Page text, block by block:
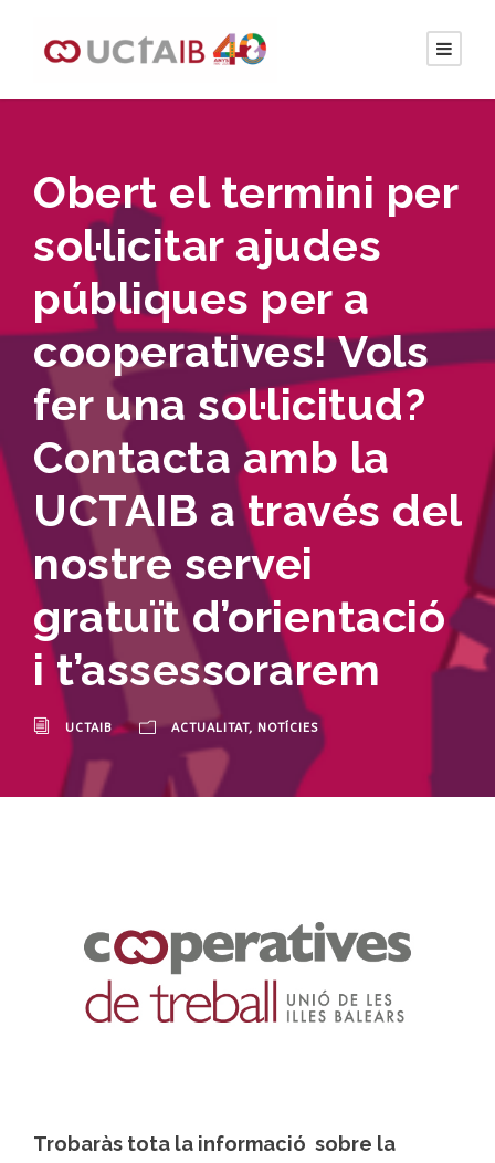
Obert el termini per
sol·licitar ajudes
públiques per a
cooperatives! Vols
fer una sol·licitud?
Contacta amb la
UCTAIB a través del
nostre servei
gratuït d’orientació
i t’assessorarem
UCTAIB ACTUALITAT, NOTÍCIES
Trobaràs tota la informació sobre la